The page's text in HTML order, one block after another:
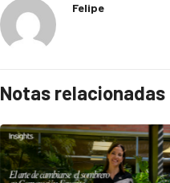
Felipe
Notas relacionadas